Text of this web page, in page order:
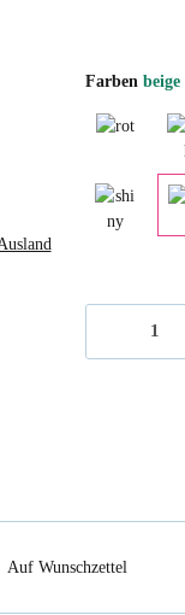
Farben beige
Auf Wunschzettel